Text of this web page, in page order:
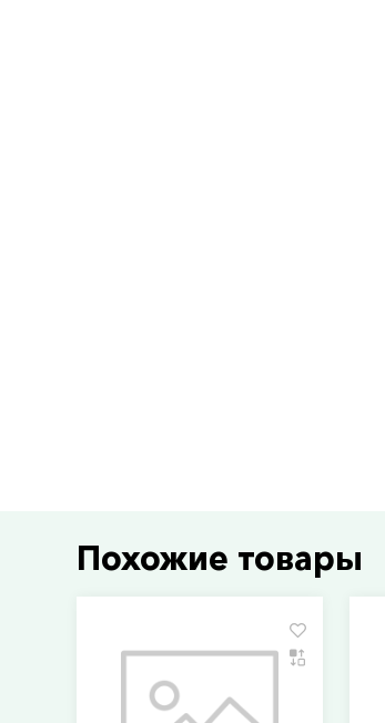
Похожие товары